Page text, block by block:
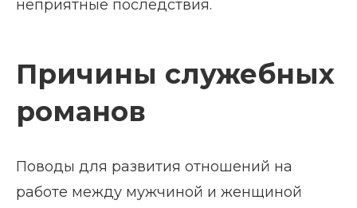
неприятные последствия.
Причины служебных
романов
Поводы для развития отношений на
работе между мужчиной и женщиной